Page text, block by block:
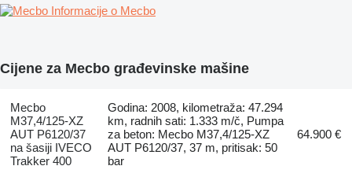
Informacije o Mecbo
Cijene za Mecbo građevinske mašine
Mecbo
M37,4/125-XZ
AUT P6120/37
na šasiji IVECO
Trakker 400
Godina: 2008, kilometraža: 47.294
km, radnih sati: 1.333 m/č, Pumpa
za beton: Mecbo M37,4/125-XZ
AUT P6120/37, 37 m, pritisak: 50
bar
64.900 €